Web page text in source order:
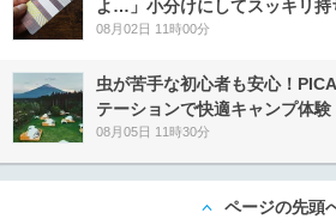
よ…」小分けにしてスッキリ持
08月02日 11時00分
虫が苦手な初心者も安心！
テーションで快適キャンプ体験
08月05日 11時30分
ページの先頭